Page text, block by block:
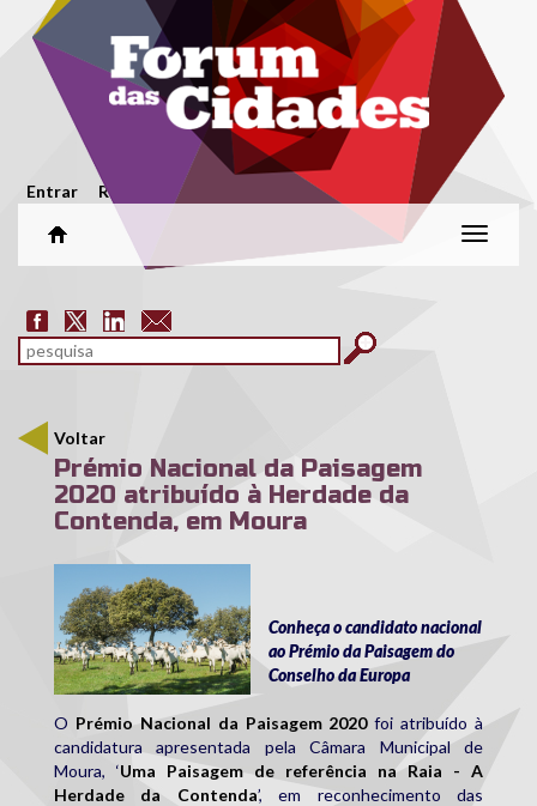
Passar para o conteúdo principal
Menu secundário
Entrar Registar
Alterar
Formulário de pesquisa
pesquisar
Voltar
Prémio Nacional da Paisagem
2020 atribuído à Herdade da
Contenda, em Moura
sem_tituloc.jpg
Conheça o candidato nacional
ao Prémio da Paisagem do
Conselho da Europa
O Prémio Nacional da Paisagem 2020foi atribuído à
candidatura apresentada pela Câmara Municipal de
Moura, ‘Uma Paisagem de referência na Raia - A
Herdade da Contenda’, em reconhecimento das